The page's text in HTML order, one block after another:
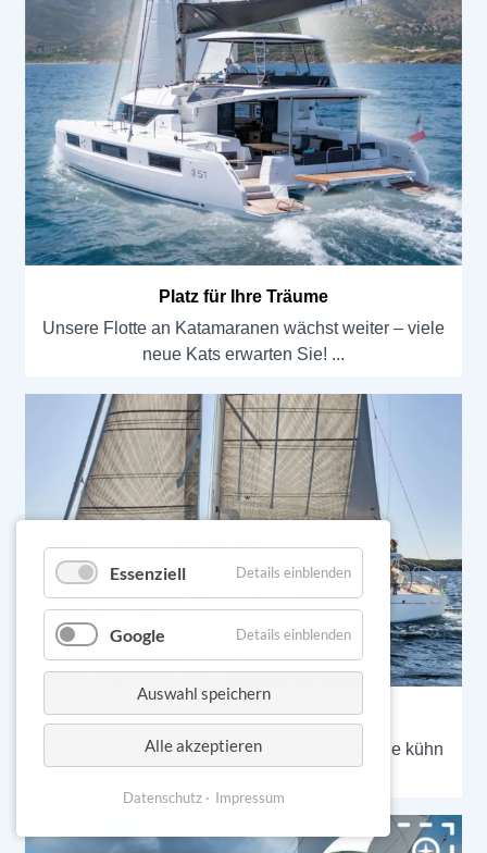
Platz für Ihre Träume
Unsere Flotte an Katamaranen wächst weiter – viele
neue Kats erwarten Sie!
Moody 41DS
Sie ist ein geräumiger Deckssalon-Cruiser, die kühn
Essenziell Details einblenden
Google Details einblenden
Auswahl speichern
Alle akzeptieren
Datenschutz Impressum